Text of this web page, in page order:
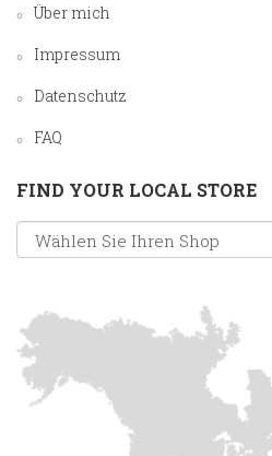
Über mich
Impressum
Datenschutz
FAQ
FIND YOUR LOCAL STORE